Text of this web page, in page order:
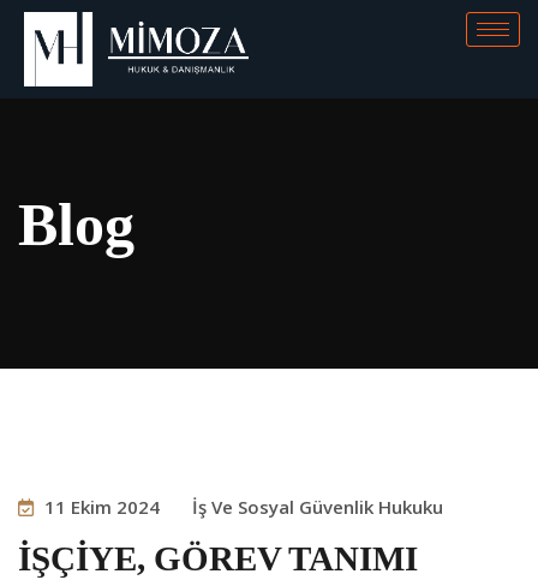
Blog
11 Ekim 2024 İş Ve Sosyal Güvenlik Hukuku
İŞÇİYE, GÖREV TANIMI